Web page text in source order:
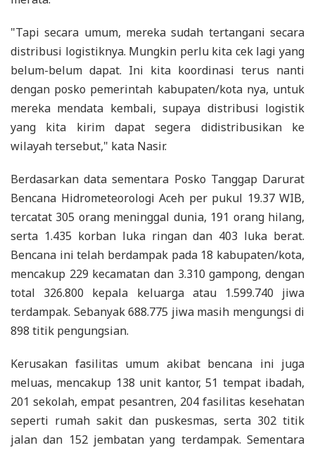
"Tapi secara umum, mereka sudah tertangani secara
distribusi logistiknya. Mungkin perlu kita cek lagi yang
belum-belum dapat. Ini kita koordinasi terus nanti
dengan posko pemerintah kabupaten/kota nya, untuk
mereka mendata kembali, supaya distribusi logistik
yang kita kirim dapat segera didistribusikan ke
wilayah tersebut," kata Nasir.
Berdasarkan data sementara Posko Tanggap Darurat
Bencana Hidrometeorologi Aceh per pukul 19.37 WIB,
tercatat 305 orang meninggal dunia, 191 orang hilang,
serta 1.435 korban luka ringan dan 403 luka berat.
Bencana ini telah berdampak pada 18 kabupaten/kota,
mencakup 229 kecamatan dan 3.310 gampong, dengan
total 326.800 kepala keluarga atau 1.599.740 jiwa
terdampak. Sebanyak 688.775 jiwa masih mengungsi di
898 titik pengungsian.
Kerusakan fasilitas umum akibat bencana ini juga
meluas, mencakup 138 unit kantor, 51 tempat ibadah,
201 sekolah, empat pesantren, 204 fasilitas kesehatan
seperti rumah sakit dan puskesmas, serta 302 titik
jalan dan 152 jembatan yang terdampak. Sementara